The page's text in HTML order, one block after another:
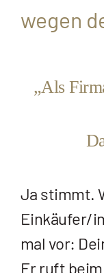
wegen
„Als
Ja stimmt.
Einkäufer/
mal vor:
Er ruft